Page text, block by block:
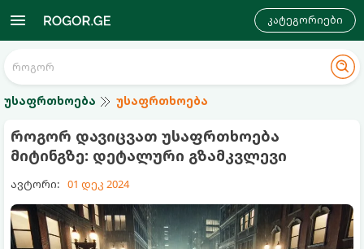
კატეგორიები
უსაფრთხოება უსაფრთხოება
როგორ დავიცვათ უსაფრთხოება
მიტინგზე: დეტალური გზამკვლევი
ავტორი: 01 დეკ 2024